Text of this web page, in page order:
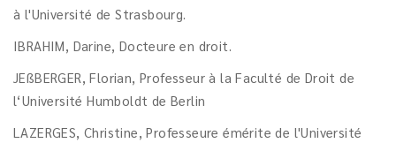
à l'Université de Strasbourg.
IBRAHIM, Darine, Docteure en droit.
JEßBERGER, Florian, Professeur à la Faculté de Droit de
l‘Université Humboldt de Berlin
LAZERGES, Christine, Professeure émérite de l'Université